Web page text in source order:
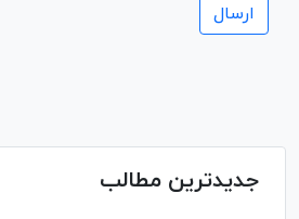
جدیدترین مطالب